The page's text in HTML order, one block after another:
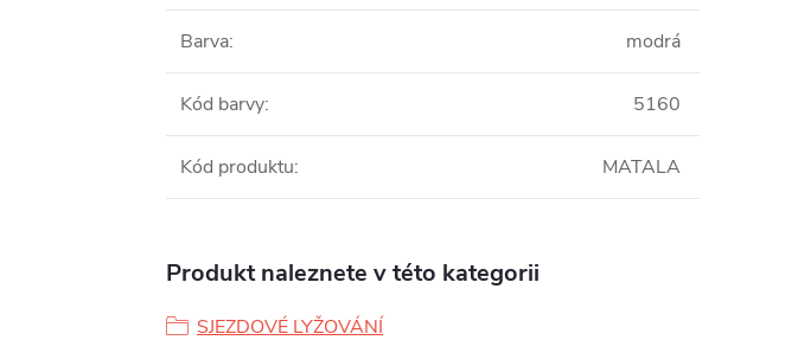
Barva: modrá
Kód barvy: 5160
Kód produktu: MATALA
Produkt naleznete v této kategorii
SJEZDOVÉ LYŽOVÁNÍ